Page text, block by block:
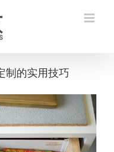
制的实用技巧